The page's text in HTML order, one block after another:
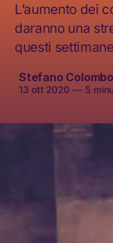
L’aumento dei
daranno una
questi
Stefano Colombo
13 ott 2020 —5